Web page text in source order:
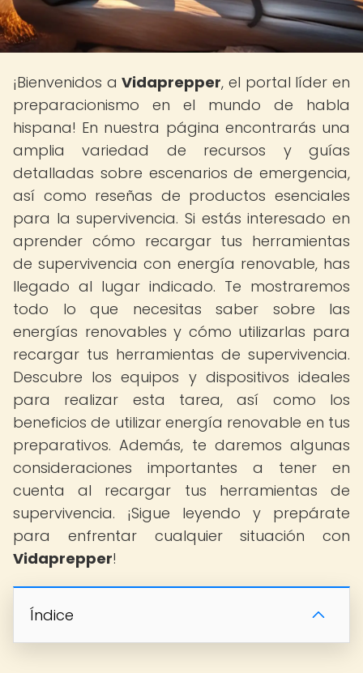
¡Bienvenidos aVidaprepper, el portal líder en
preparacionismo en el mundo de habla
hispana! En nuestra página encontrarás una
amplia variedad de recursos y guías
detalladas sobre escenarios de emergencia,
así como reseñas de productos esenciales
para la supervivencia. Si estás interesado en
aprender cómo recargar tus herramientas
de supervivencia con energía renovable, has
llegado al lugar indicado. Te mostraremos
todo lo que necesitas saber sobre las
energías renovables y cómo utilizarlas para
recargar tus herramientas de supervivencia.
Descubre los equipos y dispositivos ideales
para realizar esta tarea, así como los
beneficios de utilizar energía renovable en tus
preparativos. Además, te daremos algunas
consideraciones importantes a tener en
cuenta al recargar tus herramientas de
supervivencia. ¡Sigue leyendo y prepárate
para enfrentar cualquier situación con
Vidaprepper!
Índice